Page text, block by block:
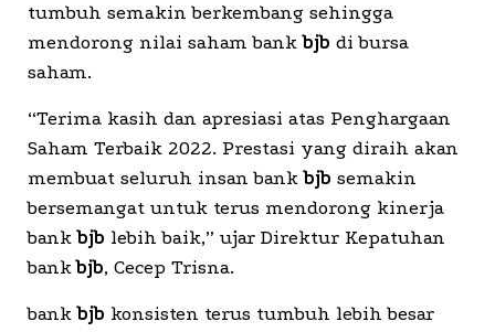
tumbuh semakin berkembang sehingga
mendorong nilai saham bankbjb di bursa
saham.
“Terima kasih dan apresiasi atas Penghargaan
Saham Terbaik 2022. Prestasi yang diraih akan
membuat seluruh insan bankbjb semakin
bersemangat untuk terus mendorong kinerja
bankbjb lebih baik,” ujar Direktur Kepatuhan
bankbjb, Cecep Trisna.
bankbjb konsisten terus tumbuh lebih besar